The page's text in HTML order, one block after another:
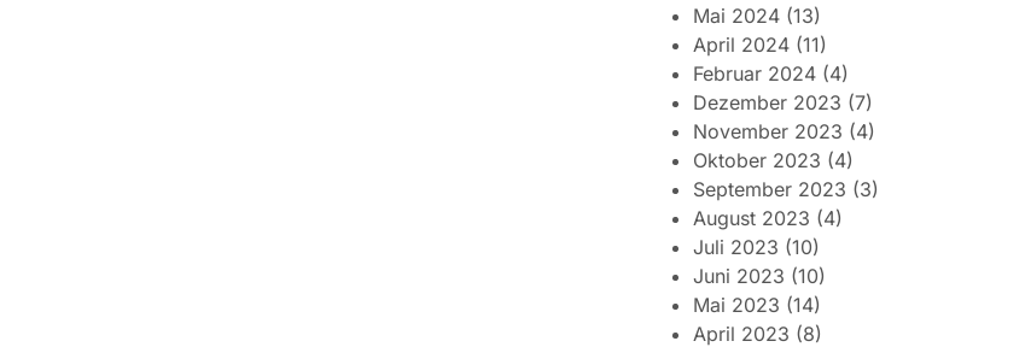
Mai 2024 (13)
April 2024 (11)
Februar 2024 (4)
Dezember 2023 (7)
November 2023 (4)
Oktober 2023 (4)
September 2023 (3)
August 2023 (4)
Juli 2023 (10)
Juni 2023 (10)
Mai 2023 (14)
April 2023 (8)